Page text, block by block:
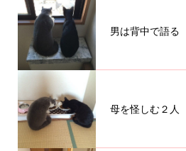
男は背中で語る
母を怪しむ２人